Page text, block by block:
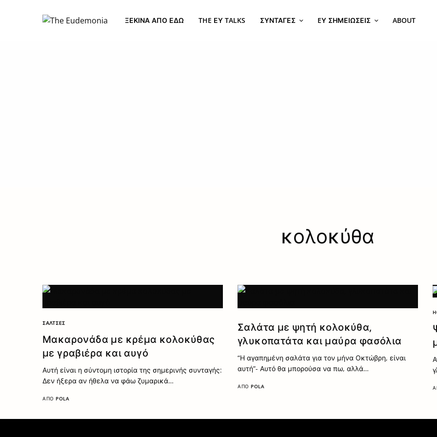
ΞΕΚΊΝΑ ΑΠΌ ΕΔΏ THE ΕΥ TALKS ΣΥΝΤΑΓΈΣ EΥ ΣΗΜΕΙΏΣΕΙΣ ABOUT
κολοκύθα
ΣΆΛΤΣΕΣ
Μακαρονάδα με κρέμα κολοκύθας
με γραβιέρα και αυγό
Αυτή είναι η σύντομη ιστορία της σημερινής συνταγής:
Δεν ήξερα αν ήθελα να φάω ζυμαρικά…
ΑΠΌ POLA
Σαλάτα με ψητή κολοκύθα,
γλυκοπατάτα και μαύρα φασόλια
“Η αγαπημένη σαλάτα για τον μήνα Οκτώβρη, είναι
αυτή”- Αυτό θα μπορούσα να πω, αλλά…
ΑΠΌ POLA